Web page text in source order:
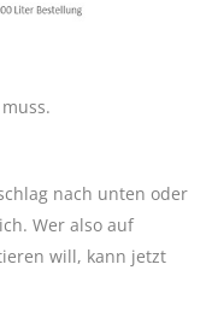
nach unten oder
Wer also auf
will, kann jetzt